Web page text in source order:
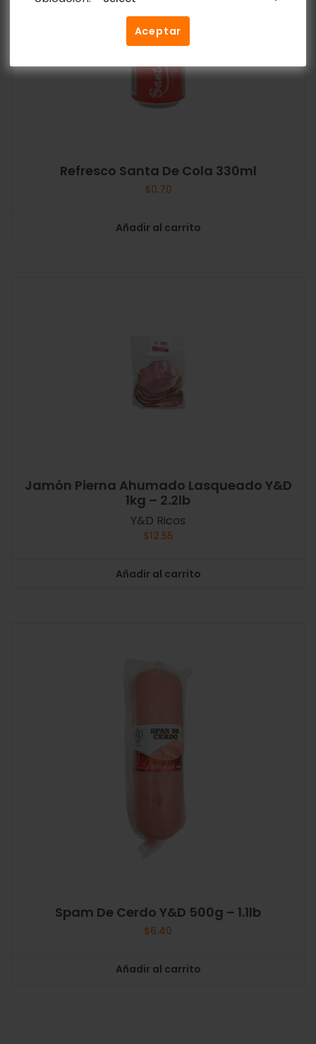
Aceptar
Refresco Santa De Cola 330ml
$0.70
Añadir al carrito
Jamón Pierna Ahumado Lasqueado Y&D
1kg – 2.2lb
Y&D Ricos
$12.55
Añadir al carrito
Spam De Cerdo Y&D 500g – 1.1lb
$6.40
Añadir al carrito